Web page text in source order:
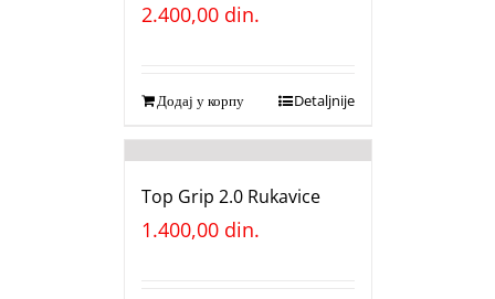
2.400,00 din.
Додај у корпу Detaljnije
Top Grip 2.0 Rukavice
1.400,00 din.